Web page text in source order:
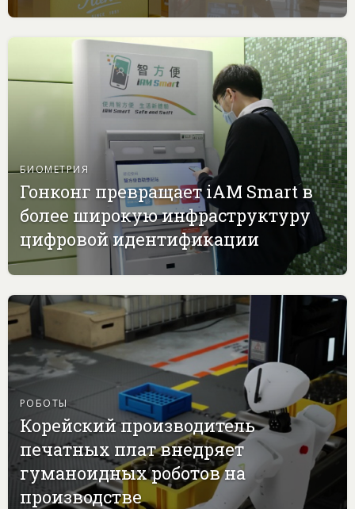
БИОМЕТРИЯ
Гонконг превращает iAM Smart в
более широкую инфраструктуру
цифровой идентификации
РОБОТЫ
Корейский производитель
печатных плат внедряет
гуманоидных роботов на
производстве